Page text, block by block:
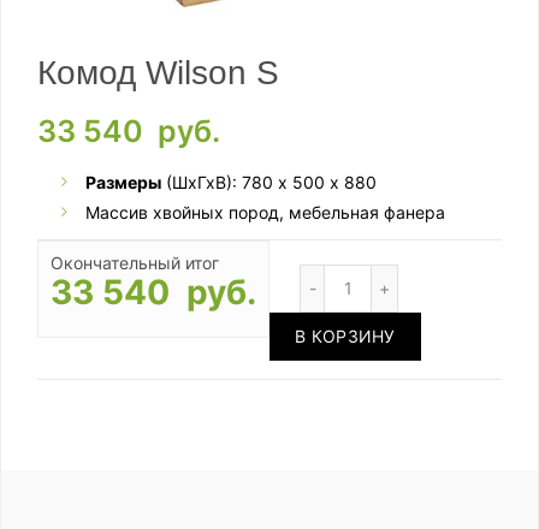
Комод Wilson S
33 540 руб.
Размеры (ШхГхВ): 780 х 500 х 880
Массив хвойных пород, мебельная фанера
Окончательный итог
33 540 руб.
В КОРЗИНУ